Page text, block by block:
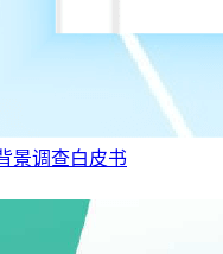
景调查白皮书